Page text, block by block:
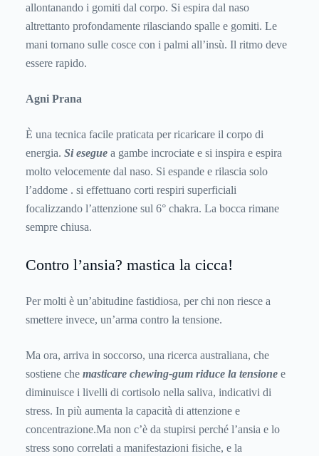
allontanando i gomiti dal corpo. Si espira dal naso
altrettanto profondamente rilasciando spalle e gomiti. Le
mani tornano sulle cosce con i palmi all’insù. Il ritmo deve
essere rapido.
Agni Prana
È una tecnica facile praticata per ricaricare il corpo di
energia. Si esegue a gambe incrociate e si inspira e espira
molto velocemente dal naso. Si espande e rilascia solo
l’addome . si effettuano corti respiri superficiali
focalizzando l’attenzione sul 6° chakra. La bocca rimane
sempre chiusa.
Contro l’ansia? mastica la cicca!
Per molti è un’abitudine fastidiosa, per chi non riesce a
smettere invece, un’arma contro la tensione.
Ma ora, arriva in soccorso, una ricerca australiana, che
sostiene che masticare chewing-gum riduce la tensione e
diminuisce i livelli di cortisolo nella saliva, indicativi di
stress. In più aumenta la capacità di attenzione e
concentrazione.Ma non c’è da stupirsi perché l’ansia e lo
stress sono correlati a manifestazioni fisiche, e la